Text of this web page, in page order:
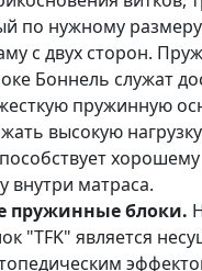
по нужному
с двух сторон.
Боннель служат
пружинную
высокую
хорошему
внутри матраса.
пружинные блоки.
"TFK" является